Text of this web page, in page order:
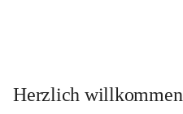
Herzlich willkommen